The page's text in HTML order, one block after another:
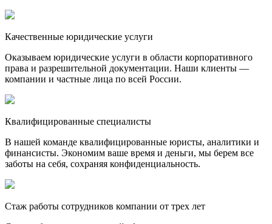
Качественные юридические услуги
Оказываем юридические услуги в области корпоративного
права и разрешительной документации. Наши клиенты —
компании и частные лица по всей России.
Квалифицированные специалисты
В нашей команде квалифицированные юристы, аналитики и
финансисты. Экономим ваше время и деньги, мы берем все
заботы на себя, сохраняя конфиденциальность.
Стаж работы сотрудников компании от трех лет